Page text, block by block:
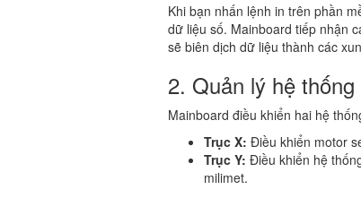
Khi bạn nhấn lệnh in trên phần
dữ liệu số. Mainboard tiếp nhận
sẽ biên dịch dữ liệu thành các
2. Quản lý hệ
Mainboard điều khiển hai hệ
Trục X: Điều khiển motor
Trục Y: Điều khiển hệ
milimet.